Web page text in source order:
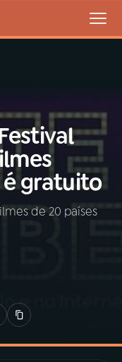
AO VIVO
é gratuito
de 20 países